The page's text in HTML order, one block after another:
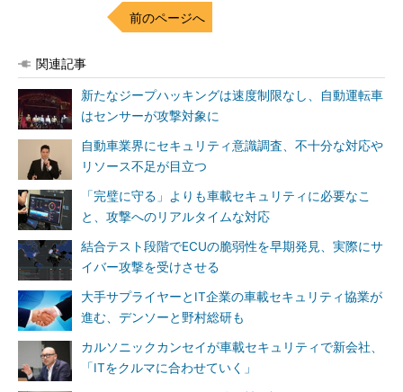
前のページへ
関連記事
新たなジープハッキングは速度制限なし、自動運転車
はセンサーが攻撃対象に
自動車業界にセキュリティ意識調査、不十分な対応や
リソース不足が目立つ
「完璧に守る」よりも車載セキュリティに必要なこ
と、攻撃へのリアルタイムな対応
結合テスト段階でECUの脆弱性を早期発見、実際にサ
イバー攻撃を受けさせる
大手サプライヤーとIT企業の車載セキュリティ協業が
進む、デンソーと野村総研も
カルソニックカンセイが車載セキュリティで新会社、
「ITをクルマに合わせていく」